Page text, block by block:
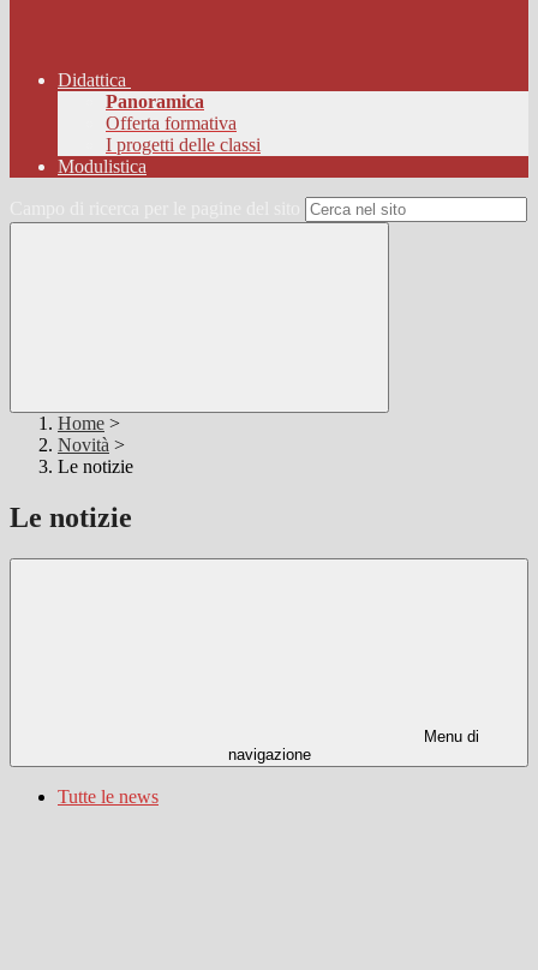
Didattica
Panoramica
Offerta formativa
I progetti delle classi
Modulistica
Home >
Novità >
Le notizie
Le notizie
Menu di
navigazione
Tutte le news